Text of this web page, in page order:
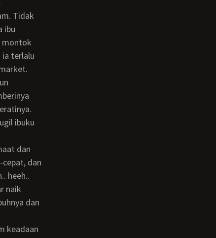
ibu
montok
ia terlalu
ibuku
dan
heeh..
naik
dan